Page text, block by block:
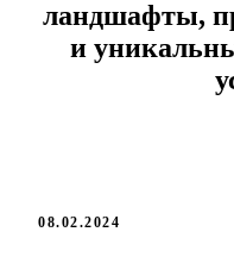
ландшафты,
и
08.02.2024